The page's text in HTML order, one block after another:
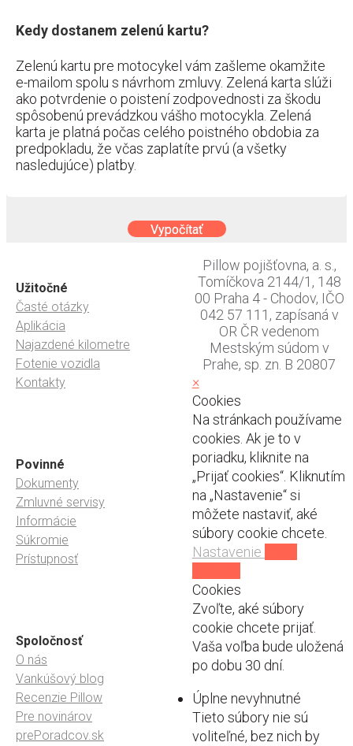
Kedy dostanem zelenú kartu?
Zelenú kartu pre motocykel vám zašleme okamžite
e-mailom spolu s návrhom zmluvy. Zelená karta slúži
ako potvrdenie o poistení zodpovednosti za škodu
spôsobenú prevádzkou vášho motocykla. Zelená
karta je platná počas celého poistného obdobia za
predpokladu, že včas zaplatíte prvú (a všetky
nasledujúce) platby.
Vypočítať
Užitočné
Časté otázky
Aplikácia
Najazdené kilometre
Fotenie vozidla
Kontakty
Povinné
Dokumenty
Zmluvné servisy
Informácie
Súkromie
Prístupnosť
Spoločnosť
O nás
Vankúšový blog
Recenzie Pillow
Pre novinárov
prePoradcov.sk
Pillow pojišťovna, a. s.,
Tomíčkova 2144/1, 148
00 Praha 4 - Chodov, IČO
042 57 111, zapísaná v
OR ČR vedenom
Mestským súdom v
Prahe, sp. zn. B 20807
×
Cookies
Na stránkach používame
cookies. Ak je to v
poriadku, kliknite na
„Prijať cookies“. Kliknutím
na „Nastavenie“ si
môžete nastaviť, aké
súbory cookie chcete.
Nastavenie
Cookies
Zvoľte, aké súbory
cookie chcete prijať.
Vaša voľba bude uložená
po dobu 30 dní.
Úplne nevyhnutné
Tieto súbory nie sú
voliteľné, bez nich by